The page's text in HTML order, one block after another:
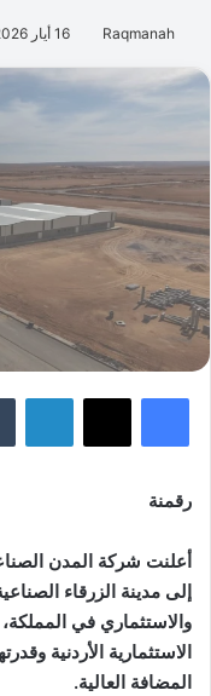
Raqmanah 16 أيار 2026
فيسبوك لينكدإن
رقمنة
إلى مدينة الزرقاء
والاستثماري في المملكة،
الاستثمارية الأردنية
المضافة العالية.